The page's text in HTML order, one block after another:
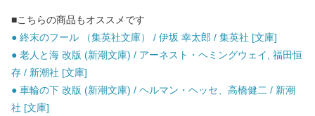
■こちらの商品もオススメです
● 終末のフール （集英社文庫） / 伊坂 幸太郎 / 集英社 [文庫]
● 老人と海 改版 (新潮文庫) / アーネスト・ヘミングウェイ, 福田恒
存 / 新潮社 [文庫]
● 車輪の下 改版 (新潮文庫) / ヘルマン・ヘッセ、高橋健二 / 新潮
社 [文庫]